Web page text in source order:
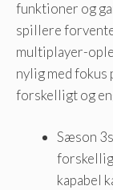
funktioner og
spillere
multiplayer-
nylig med fokus
forskelligt og
Sæson
kapabel